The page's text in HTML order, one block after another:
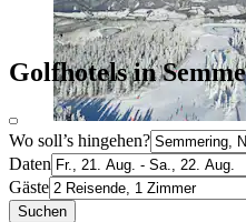
Golfhotels in
Wo soll’s hingehen?
Daten
Gäste
Suchen